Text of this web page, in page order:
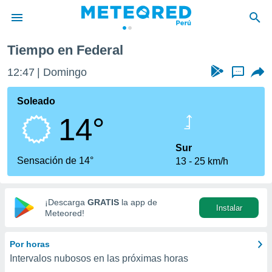
de
ha sido
calidad.
a este
las
y
digital
basada
Tiempo en Federal
12:47 Domingo ...
Soleado
14°
Sensación de 14°
Sur
13
25 km/h
¡Descarga GRATIS la app de
Meteored!
Instalar
Por horas
Intervalos nubosos en las próximas horas